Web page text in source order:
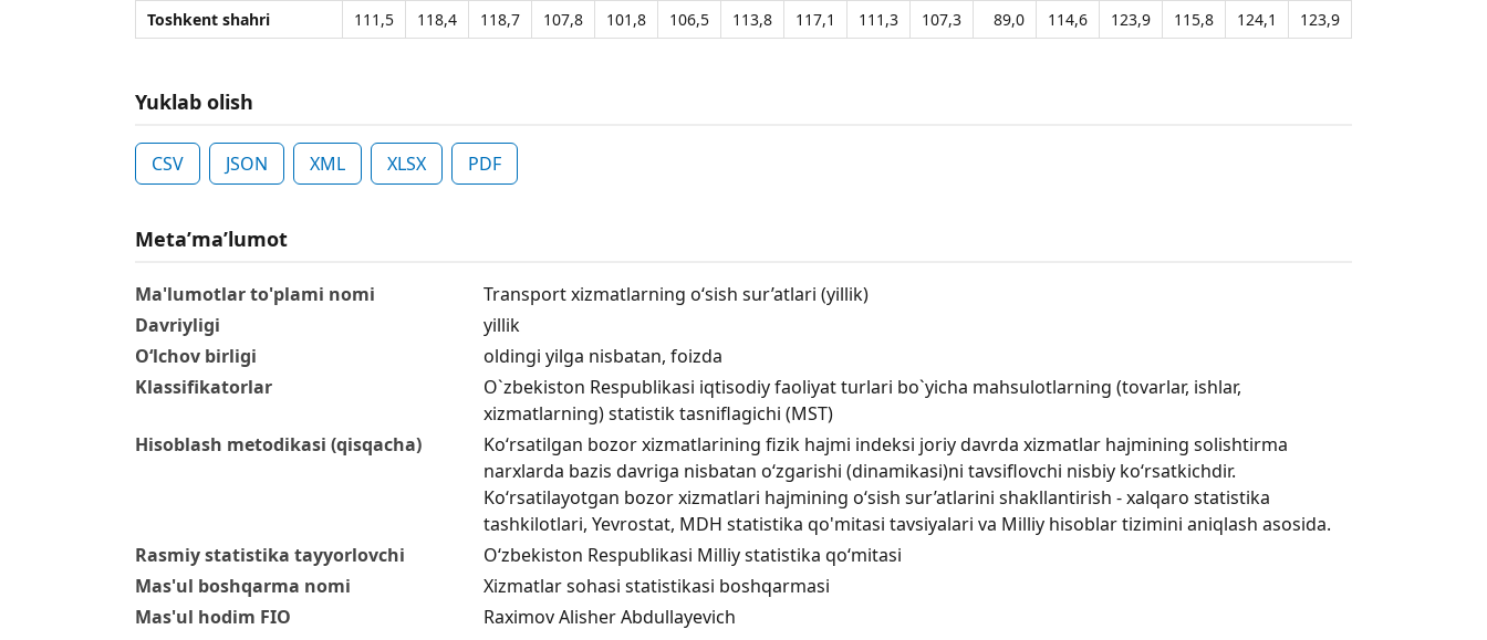
Toshkent shahri
111,5 118,4 118,7 107,8 101,8 106,5 113,8 117,1 111,3 107,3 89,0 114,6 123,9 115,8 124,1 123,9
Yuklab olish
CSV JSON XML XLSX PDF
Metaʼmaʼlumot
Ma'lumotlar to'plami nomi
Transport xizmatlarning o‘sish sur’atlari (yillik)
Davriyligi
yillik
O‘lchov birligi
oldingi yilga nisbatan, foizda
Klassifikatorlar
O`zbekiston Respublikasi iqtisodiy faoliyat turlari bo`yicha mahsulotlarning (tovarlar, ishlar,
xizmatlarning) statistik tasniflagichi (MST)
Hisoblash metodikasi (qisqacha)
Ko‘rsatilgan bozor xizmatlarining fizik hajmi indeksi joriy davrda xizmatlar hajmining solishtirma
narxlarda bazis davriga nisbatan o‘zgarishi (dinamikasi)ni tavsiflovchi nisbiy ko‘rsatkichdir.
Ko‘rsatilayotgan bozor xizmatlari hajmining o‘sish sur’atlarini shakllantirish - xalqaro statistika
tashkilotlari, Yevrostat, MDH statistika qo'mitasi tavsiyalari va Milliy hisoblar tizimini aniqlash asosida.
Rasmiy statistika tayyorlovchi
O‘zbekiston Respublikasi Milliy statistika qo‘mitasi
Mas'ul boshqarma nomi
Xizmatlar sohasi statistikasi boshqarmasi
Mas'ul hodim FIO
Raximov Alisher Abdullayevich